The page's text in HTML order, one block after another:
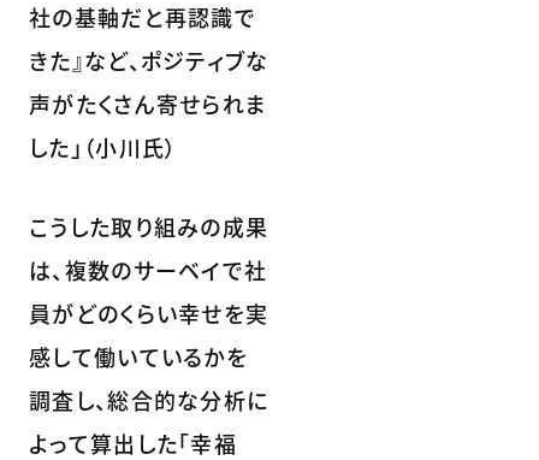
社の基軸だと再認識で
きた』など、ポジティブな
声がたくさん寄せられま
した」（小川氏）
こうした取り組みの成果
は、複数のサーベイで社
員がどのくらい幸せを実
感して働いているかを
調査し、総合的な分析に
よって算出した「幸福